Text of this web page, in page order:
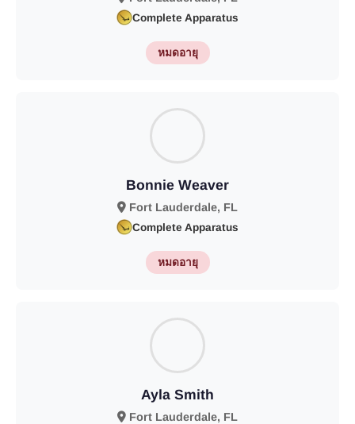
Complete Apparatus
หมดอายุ
Bonnie Weaver
Fort Lauderdale, FL
Complete Apparatus
หมดอายุ
Ayla Smith
Fort Lauderdale, FL